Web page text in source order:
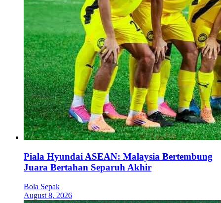
Piala Hyundai ASEAN: Malaysia Bertembung
Juara Bertahan Separuh Akhir
Bola Sepak
August 8, 2026